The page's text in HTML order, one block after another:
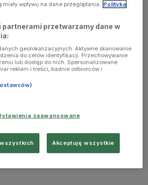
wpływu na dane przeglądania. Polityka
partnerami przetwarzamy dane w
geolokalizacyjnych. Aktywne skanowanie
do celów identyfikacji. Przechowywanie
lub dostęp do nich. Spersonalizowane
reklam i treści, badnie odbiorców i
zaawansowane
Akceptuję wszystkie